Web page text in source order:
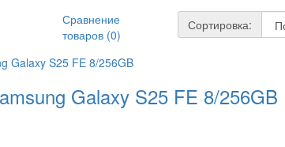
Сравнение
товаров (0)
Сортировка:
Galaxy S25 FE 8/256GB